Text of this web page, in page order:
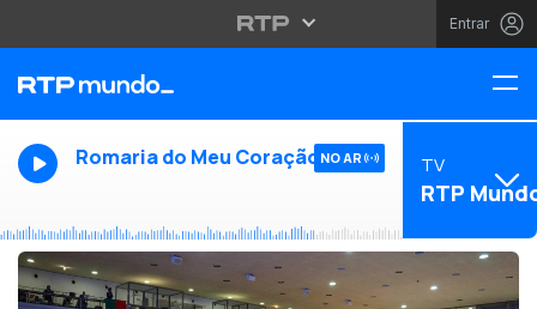
Entrar
Romaria do Meu Coração NO AR TV
RTP